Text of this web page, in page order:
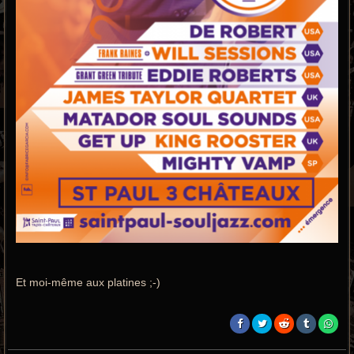
Et moi-même aux platines ;-)